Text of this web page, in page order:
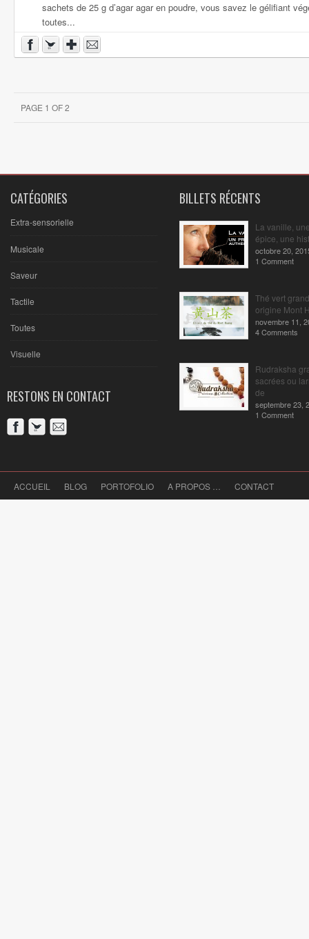
sachets de 25 g d’agar agar en poudre, vous savez le gélifiant
toutes...
PAGE 1 OF 2
CATÉGORIES
Extra-sensorielle
Musicale
Saveur
Tactile
Toutes
Visuelle
RESTONS EN CONTACT
BILLETS RÉCENTS
La vanille,
épice, une
octobre 20,
1 Comment
Thé vert
origine Mont
novembre 11,
4 Comments
Rudraksha
sacrées ou
de
septembre 23,
1 Comment
ACCUEIL BLOG PORTOFOLIO A PROPOS … CONTACT